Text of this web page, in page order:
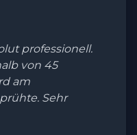
professionell.
von 45
am
Sehr